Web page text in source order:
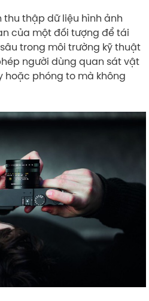
thu thập dữ liệu hình ảnh
của một đối tượng để tái
trong môi trường kỹ thuật
người dùng quan sát vật
hoặc phóng to mà không